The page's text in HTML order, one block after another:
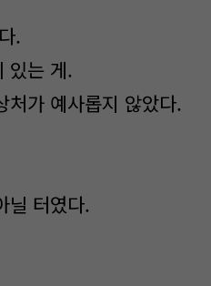
.
있는 게.
처가 예사롭지 않았다.
닐 터였다.